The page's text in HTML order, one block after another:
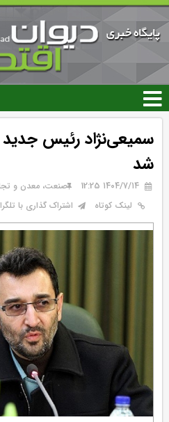
سمیعی‌نژاد رئیس جدید
شد
۱۴۰۴/۷/۱۴ 12:25 صنعت، معدن و
لینک کوتاه
اشتراک گذاری با